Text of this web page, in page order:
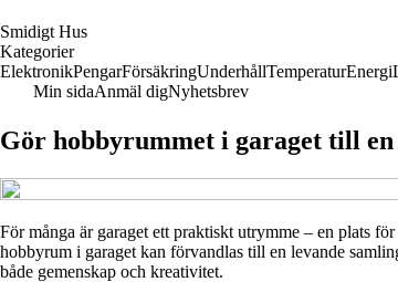
Smidigt Hus
Kategorier
ElektronikPengarFörsäkringUnderhållTemperaturEnergi
Min sidaAnmäl digNyhetsbrev
Gör hobbyrummet i garaget till
För många är garaget ett praktiskt utrymme – en plats
hobbyrum i garaget kan förvandlas till en levande
både gemenskap och kreativitet.